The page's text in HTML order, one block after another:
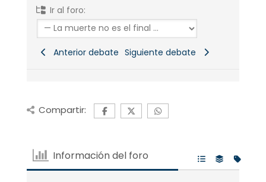
Ir al foro:
Anterior debate Siguiente debate
Compartir:
Información del foro